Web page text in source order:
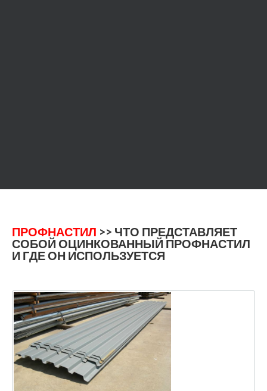
ПРОФНАСТИЛ >> ЧТО ПРЕДСТАВЛЯЕТ
СОБОЙ ОЦИНКОВАННЫЙ ПРОФНАСТИЛ
И ГДЕ ОН ИСПОЛЬЗУЕТСЯ